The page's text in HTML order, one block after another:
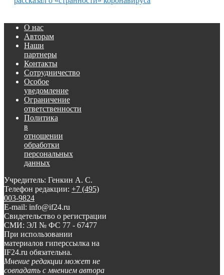
О нас
Авторам
Наши
партнеры
Контакты
Сотрудничество
Особое
уведомление
Ограничение
ответственности
Политика
в
отношении
обработки
персональных
данных
Учредитель: Генкин А. С.
Телефон редакции: +7 (495)
003-9824
E-mail: info@if24.ru
Свидетельство о регистрации
СМИ: ЭЛ № ФС 77 - 67477
При использовании
материалов гиперссылка на
IF24.ru обязательна.
Мнение редакции может не
совпадать с мнением автора